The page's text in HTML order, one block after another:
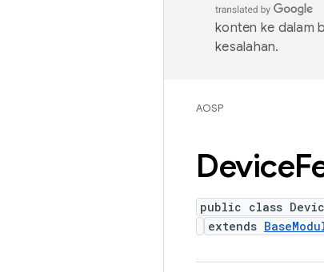
konten ke dalam
kesalahan.
AOSP
Device
public class
extends